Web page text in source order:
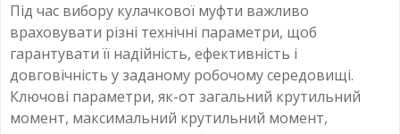
Під час вибору кулачкової муфти важливо
враховувати різні технічні параметри, щоб
гарантувати її надійність, ефективність і
довговічність у заданому робочому середовищі.
Ключові параметри, як-от загальний крутильний
момент, максимальний крутильний момент,